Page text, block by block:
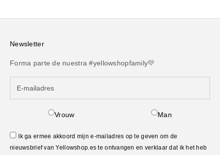
Newsletter
Forma parte de nuestra #yellowshopfamily💛
Vrouw Man
Ik ga ermee akkoord mijn e-mailadres op te geven om de
nieuwsbrief van Yellowshop.es te ontvangen en verklaar dat ik het heb